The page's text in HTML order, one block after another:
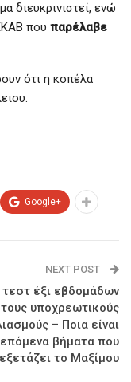
διευκρινιστεί, ενώ
που παρέλαβε
ότι η κοπέλα
Google+
NEXT POST
τεστ έξι εβδομάδων
τους υποχρεωτικούς
– Ποια είναι
βήματα που
εξετάζει το Μαξίμου